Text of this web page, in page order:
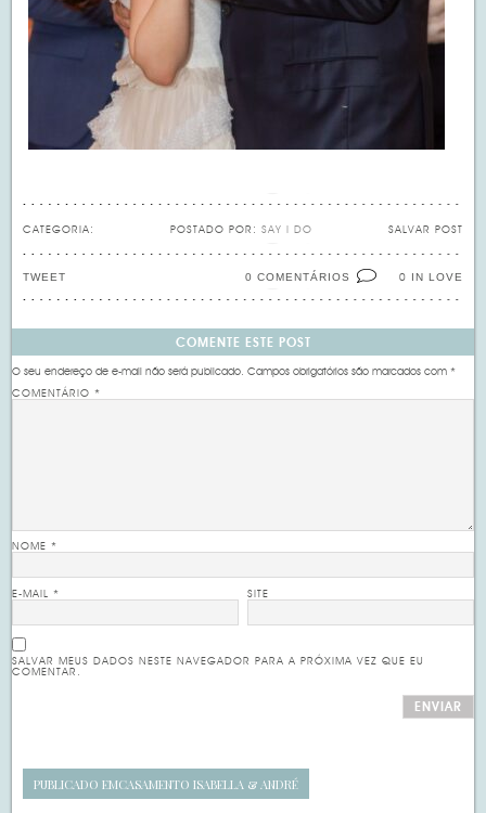
CATEGORIA: SALVAR POST
POSTADO POR: SAY I DO
0 IN LOVE
0 COMENTÁRIOS
TWEET
COMENTE ESTE POST
O seu endereço de e-mail não será publicado. Campos obrigatórios são marcados com*
COMENTÁRIO*
NOME*
E-MAIL* SITE
SALVAR MEUS DADOS NESTE NAVEGADOR PARA A PRÓXIMA VEZ QUE EU
COMENTAR.
PUBLICADO EMCASAMENTO ISABELLA & ANDRÉ